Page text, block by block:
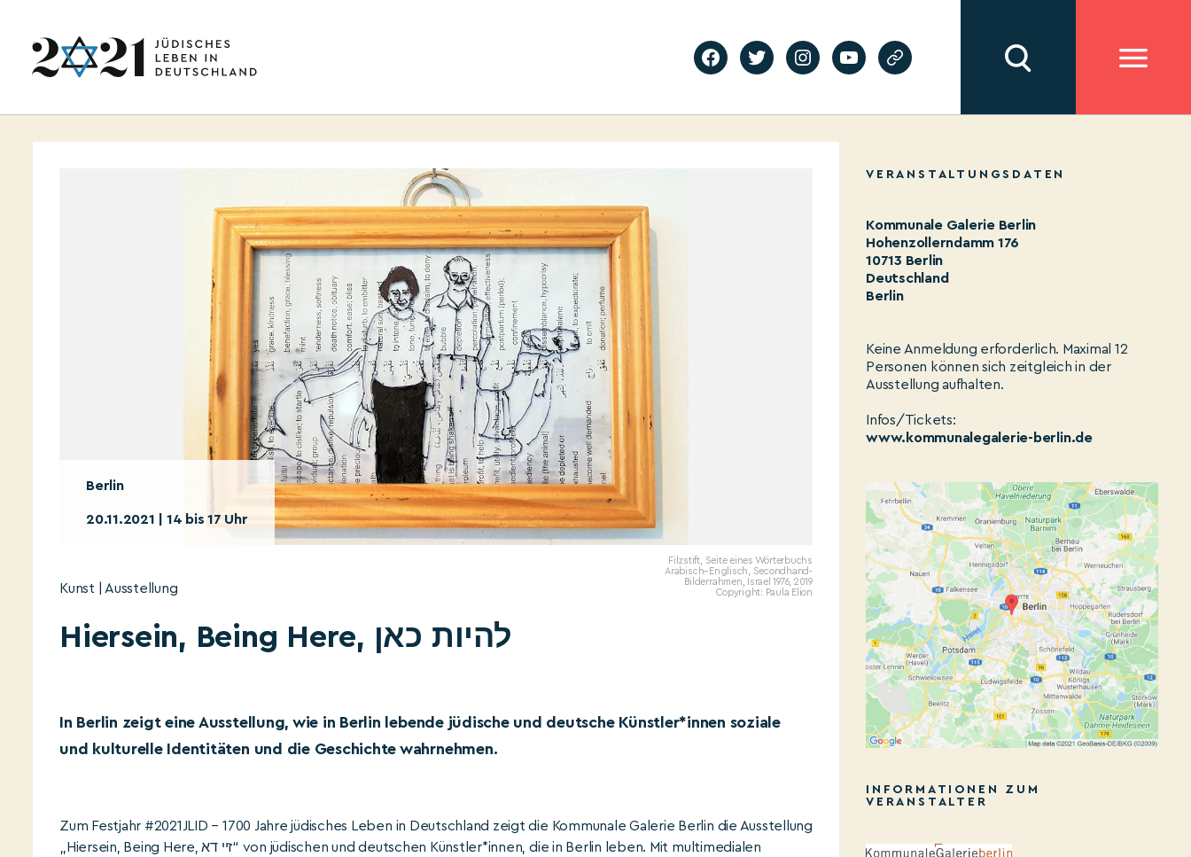
Berlin
20.11.2021 | 14 bis 17 Uhr
Filzstift, Seite eines Wörterbuchs
Arabisch–Englisch, Secondhand-
Bilderrahmen, Israel 1976, 2019
Copyright: Paula Elion
Kunst | Ausstellung
Hiersein, Being Here, להיות כאן
In Berlin zeigt eine Ausstellung, wie in Berlin lebende jüdische und deutsche Künstler*innen soziale
und kulturelle Identitäten und die Geschichte wahrnehmen.
Zum Festjahr #2021JLID – 1700 Jahre jüdisches Leben in Deutschland zeigt die Kommunale Galerie Berlin die Ausstellung
„Hiersein, Being Here, זיי דא“ von jüdischen und deutschen Künstler*innen, die in Berlin leben. Mit multimedialen
VERANSTALTUNGSDATEN
Kommunale Galerie Berlin
Hohenzollerndamm 176
10713 Berlin
Deutschland
Berlin
Keine Anmeldung erforderlich. Maximal 12
Personen können sich zeitgleich in der
Ausstellung aufhalten.
Infos/Tickets:
www.kommunalegalerie-berlin.de
INFORMATIONEN ZUM
VERANSTALTER